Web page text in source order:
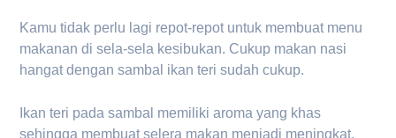
Kamu tidak perlu lagi repot-repot untuk membuat menu
makanan di sela-sela kesibukan. Cukup makan nasi
hangat dengan sambal ikan teri sudah cukup.
Ikan teri pada sambal memiliki aroma yang khas
sehingga membuat selera makan menjadi meningkat.